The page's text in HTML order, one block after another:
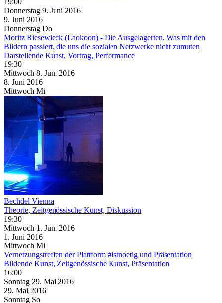
Donnerstag 9. Juni 2016
9. Juni 2016
Donnerstag Do
Moritz Riesewieck (Laokoon) - Die Ausgelagerten. Was mit den
Bildern passiert, die uns die sozialen Netzwerke nicht zumuten
Darstellende Kunst, Vortrag, Performance
19:30
Mittwoch 8. Juni 2016
8. Juni 2016
Mittwoch Mi
Bechdel Vienna
Theorie, Zeitgenössische Kunst, Diskussion
19:30
Mittwoch 1. Juni 2016
1. Juni 2016
Mittwoch Mi
Vernetzungstreffen der Plattform #istnoetig und Präsentation
Bildende Kunst, Zeitgenössische Kunst, Präsentation
16:00
Sonntag 29. Mai 2016
29. Mai 2016
Sonntag So